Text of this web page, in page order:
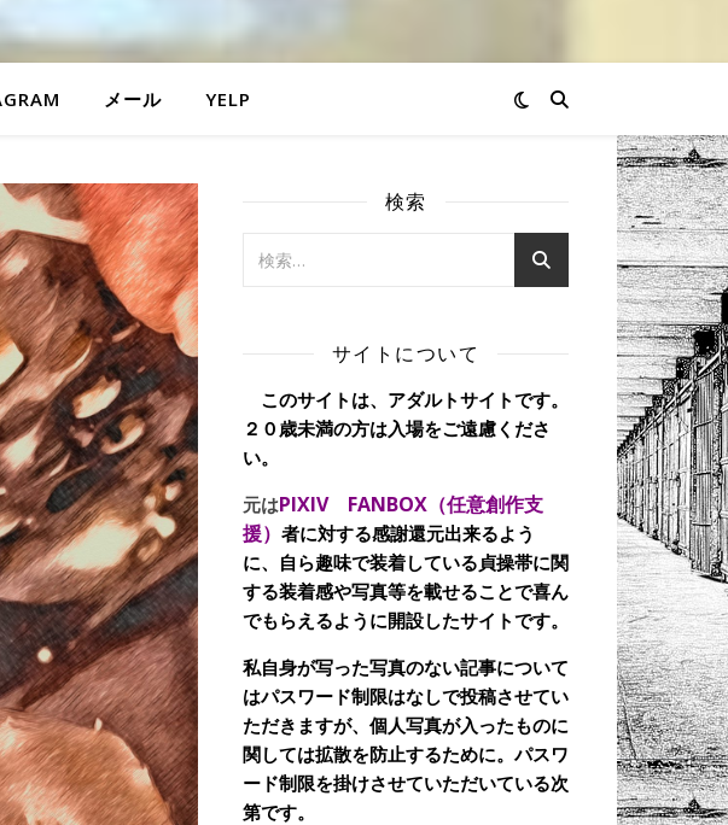
メール YELP
検索
サイトについて
このサイトは、アダルトサイトです。
２０歳未満の方は入場をご遠慮くださ
い。
元はPIXIV FANBOX（任意創作支
援） 者に対する感謝還元出来るよう
に、自ら趣味で装着している貞操帯に関
する装着感や写真等を載せることで喜ん
でもらえるように開設したサイトです。
私自身が写った写真のない記事について
はパスワード制限はなしで投稿させてい
ただきますが、個人写真が入ったものに
関しては拡散を防止するために。パスワ
ード制限を掛けさせていただいている次
第です。